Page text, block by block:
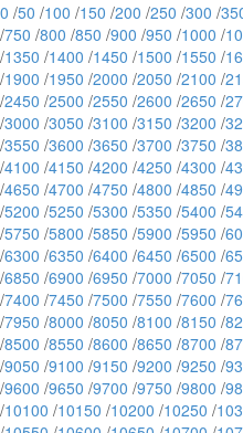
0 /50 /100 /150 /200 /250 /300 /
/750 /800 /850 /900 /950 /1000 /
/1350 /1400 /1450 /1500 /1550 /
/1900 /1950 /2000 /2050 /2100 /
/2450 /2500 /2550 /2600 /2650 /
/3000 /3050 /3100 /3150 /3200 /
/3550 /3600 /3650 /3700 /3750 /
/4100 /4150 /4200 /4250 /4300 /
/4650 /4700 /4750 /4800 /4850 /
/5200 /5250 /5300 /5350 /5400 /
/5750 /5800 /5850 /5900 /5950 /
/6300 /6350 /6400 /6450 /6500 /
/6850 /6900 /6950 /7000 /7050 /
/7400 /7450 /7500 /7550 /7600 /
/7950 /8000 /8050 /8100 /8150 /
/8500 /8550 /8600 /8650 /8700 /
/9050 /9100 /9150 /9200 /9250 /
/9600 /9650 /9700 /9750 /9800 /
/10100 /10150 /10200 /10250 /